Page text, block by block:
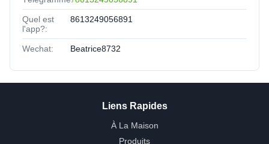
Quel est
l'app?:
8613249056891
Wechat: Beatrice8732
Liens Rapides
À La Maison
Produits